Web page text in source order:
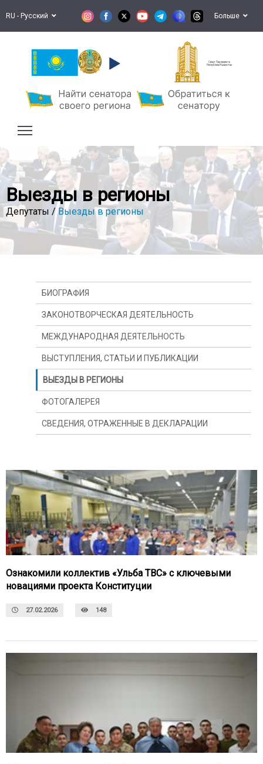
RU - Русский Больше
Сенат Парламента
Республики Казахстан
Выезды в регионы
Депутаты /Выезды в регионы
Ознакомили коллектив «Ульба ТВС» с ключевыми
новациями проекта Конституции
27.02.2026 148
БИОГРАФИЯ
ЗАКОНОТВОРЧЕСКАЯ ДЕЯТЕЛЬНОСТЬ
МЕЖДУНАРОДНАЯ ДЕЯТЕЛЬНОСТЬ
ВЫСТУПЛЕНИЯ, СТАТЬИ И ПУБЛИКАЦИИ
ВЫЕЗДЫ В РЕГИОНЫ
ФОТОГАЛЕРЕЯ
СВЕДЕНИЯ, ОТРАЖЕННЫЕ В ДЕКЛАРАЦИИ